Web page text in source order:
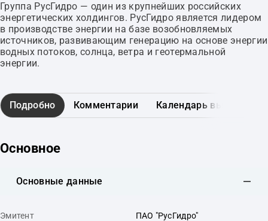
Группа РусГидро — один из крупнейших российских
энергетических холдингов. РусГидро является лидером
в производстве энергии на базе возобновляемых
источников, развивающим генерацию на основе энергии
водных потоков, солнца, ветра и геотермальной
энергии.
Подробно Комментарии Календарь выплат
Основное
Основные данные
Эмитент ПАО "РусГидро"